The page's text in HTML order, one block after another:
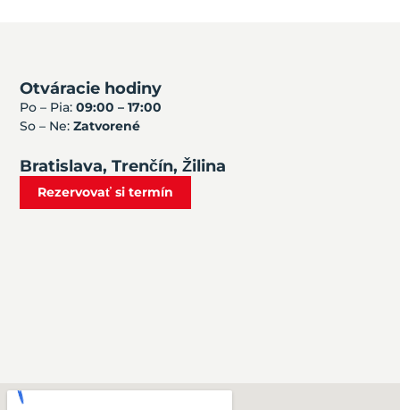
Otváracie hodiny
Po – Pia:09:00 – 17:00
So – Ne:Zatvorené
Bratislava, Trenčín, Žilina
Rezervovať si termín